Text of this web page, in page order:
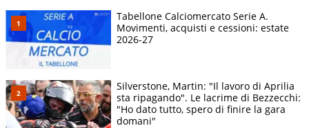
Tabellone Calciomercato Serie A.
Movimenti, acquisti e cessioni: estate
2026-27
Silverstone, Martin: "Il lavoro di Aprilia
sta ripagando". Le lacrime di Bezzecchi:
"Ho dato tutto, spero di finire la gara
domani"